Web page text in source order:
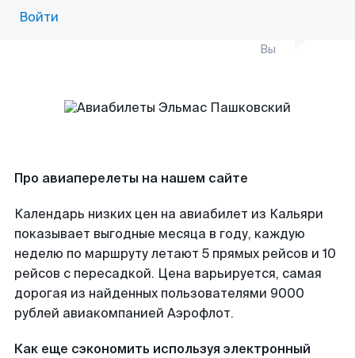
Войти
Вы
Про авиаперелеты на нашем сайте
Календарь низких цен на авиабилет из Кальяри
показывает выгодные месяца в году, каждую
неделю по маршруту летают 5 прямых рейсов и 10
рейсов с пересадкой. Цена варьируется, самая
дорогая из найденных пользователями 9000
рублей авиакомпанией Аэрофлот.
Как еще сэкономить используя электронный